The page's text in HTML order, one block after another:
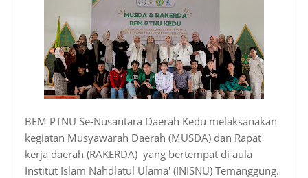
BEM PTNU Se-Nusantara Daerah Kedu melaksanakan
kegiatan Musyawarah Daerah (MUSDA) dan Rapat
kerja daerah (RAKERDA) yang bertempat di aula
Institut Islam Nahdlatul Ulama' (INISNU) Temanggung.